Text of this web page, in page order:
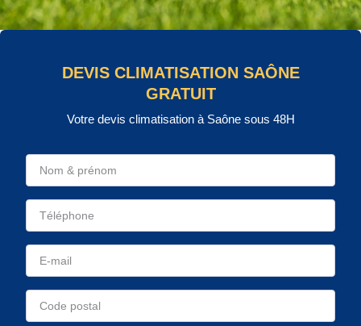
DEVIS CLIMATISATION SAÔNE
GRATUIT
Votre devis climatisation à Saône sous 48H